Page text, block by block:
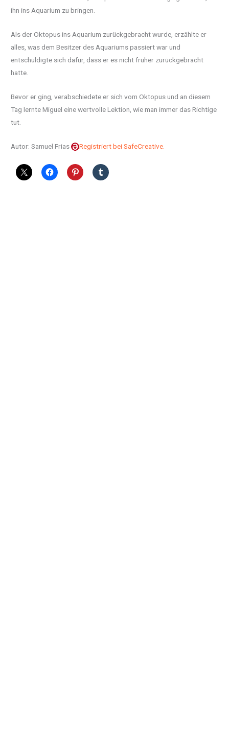
ihn ins Aquarium zu bringen.
Als der Oktopus ins Aquarium zurückgebracht wurde, erzählte er
alles, was dem Besitzer des Aquariums passiert war und
entschuldigte sich dafür, dass er es nicht früher zurückgebracht
hatte.
Bevor er ging, verabschiedete er sich vom Oktopus und an diesem
Tag lernte Miguel eine wertvolle Lektion, wie man immer das Richtige
tut.
Autor: Samuel Frias Registriert bei SafeCreative.